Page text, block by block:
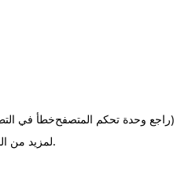
خطأ في(راجع وحدة تحكم المتصفح
لمزيد من.